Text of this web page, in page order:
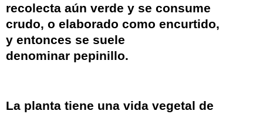
recolecta aún verde y se consume
crudo, o elaborado como encurtido,
y entonces se suele
denominar pepinillo.
La planta tiene una vida vegetal de